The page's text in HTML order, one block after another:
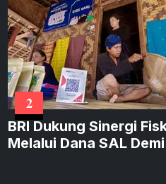
2
BRI Dukung Sinergi
Melalui Dana SAL Demi